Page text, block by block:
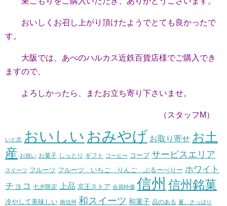
おいしくお召し上がり頂けたようでとても良かったで
す。
大阪では、あべのハルカス近鉄百貨店様でご購入でき
ますので、
よろしかったら、またお立ち寄り下さいませ。
（スタッフM）
いと忠 おいしい おみやげ お取り寄せ お土
産 お祝い お菓子 しっとり ギフト コーヒー コープ サービスエリア
スイーツ フルーツ フルーツ いちご りんご ぶるーべりー ホワイト
チョコ 七夕限定 上品 京王ストア 会員特価 信州 信州銘菓
冷やして美味しい 南信州 和スイーツ 和菓子 品のある 夏、さっぱり